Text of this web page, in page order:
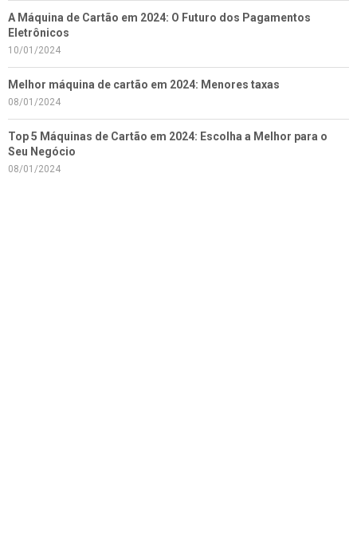
A Máquina de Cartão em 2024: O Futuro dos Pagamentos
Eletrônicos
10/01/2024
Melhor máquina de cartão em 2024: Menores taxas
08/01/2024
Top 5 Máquinas de Cartão em 2024: Escolha a Melhor para o
Seu Negócio
08/01/2024